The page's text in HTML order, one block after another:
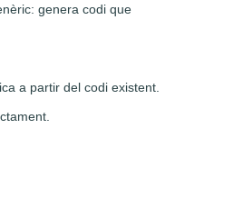
genera codi que
a partir del codi existent.